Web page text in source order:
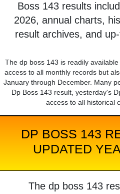
Boss 143 results
2026, annual charts,
result archives, and
The dp boss 143 is readily
access to all monthly records but
January through December. Many
Dp Boss 143 result, yesterday's
access to all historical
DP BOSS 143
UPDATED
The dp boss 143